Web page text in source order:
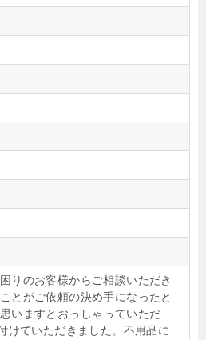
りのお客様からご相談いただき
とがご依頼の決め手になったと
いますとおっしゃっていただ
けていただきました。不用品に